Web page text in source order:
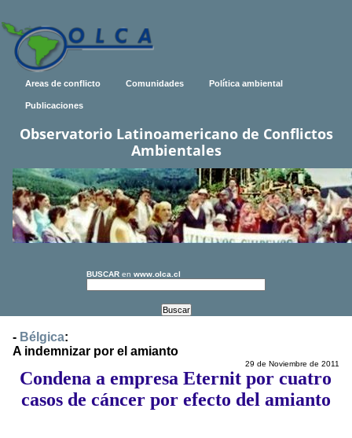
Areas de conflicto Comunidades Política ambiental
Publicaciones
Observatorio Latinoamericano de Conflictos
Ambientales
BUSCAR en www.olca.cl
- Bélgica:
A indemnizar por el amianto
29 de Noviembre de 2011
Condena a empresa Eternit por cuatro
casos de cáncer por efecto del amianto